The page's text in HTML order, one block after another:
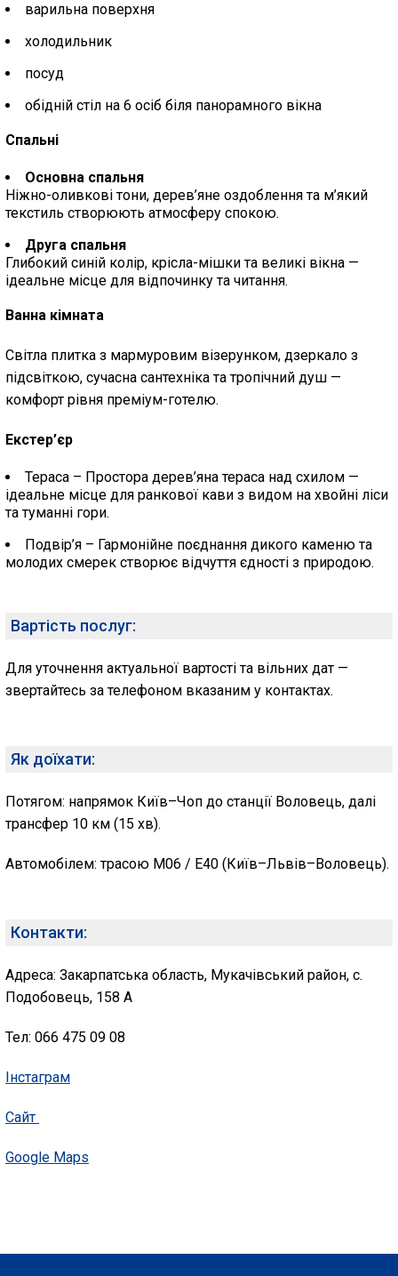
варильна поверхня
холодильник
посуд
обідній стіл на 6 осіб біля панорамного вікна
Спальні
Основна спальня
Ніжно-оливкові тони, дерев’яне оздоблення та м’який
текстиль створюють атмосферу спокою.
Друга спальня
Глибокий синій колір, крісла-мішки та великі вікна —
ідеальне місце для відпочинку та читання.
Ванна кімната
Світла плитка з мармуровим візерунком, дзеркало з
підсвіткою, сучасна сантехніка та тропічний душ —
комфорт рівня преміум-готелю.
Екстер’єр
Тераса – Простора дерев’яна тераса над схилом —
ідеальне місце для ранкової кави з видом на хвойні ліси
та туманні гори.
Подвір’я – Гармонійне поєднання дикого каменю та
молодих смерек створює відчуття єдності з природою.
Вартість послуг:
Для уточнення актуальної вартості та вільних дат —
звертайтесь за телефоном вказаним у контактах.
Як доїхати:
Потягом: напрямок Київ–Чоп до станції Воловець, далі
трансфер 10 км (15 хв).
Автомобілем: трасою М06 / Е40 (Київ–Львів–Воловець).
Контакти:
Адреса: Закарпатська область, Мукачівський район, с.
Подобовець, 158 А
Тел: 066 475 09 08
Інстаграм
Сайт
Google Maps